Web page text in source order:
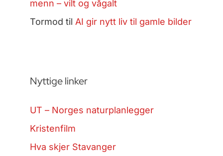
menn – vilt og vågalt
Tormod til AI gir nytt liv til gamle bilder
Nyttige linker
UT – Norges naturplanlegger
Kristenfilm
Hva skjer Stavanger